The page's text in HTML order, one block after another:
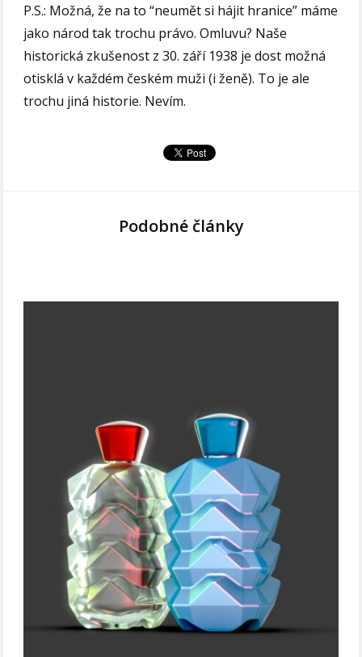
P.S.: Možná, že na to “neumět si hájit hranice” máme
jako národ tak trochu právo. Omluvu? Naše
historická zkušenost z 30. září 1938 je dost možná
otisklá v každém českém muži (i ženě). To je ale
trochu jiná historie. Nevím.
Podobné články